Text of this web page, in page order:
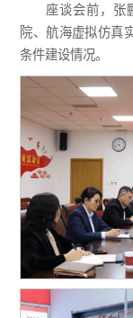
座谈会前，张
院、航海虚拟仿真
条件建设情况。